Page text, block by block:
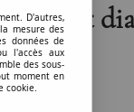
et
D'autres,
mesure des
données de
l'accès aux
des sous-
moment en
cookie.